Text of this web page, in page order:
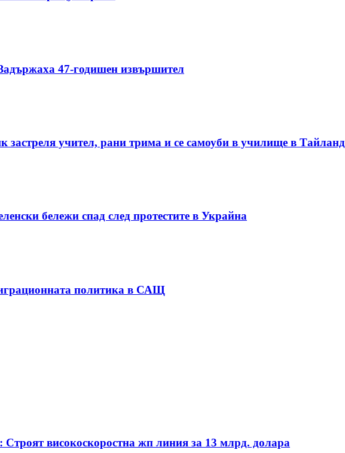
47-годишен извършител
застреля учител, рани трима и се самоуби в училище в Тайланд
бележи спад след протестите в Украйна
политика в САЩ
високоскоростна жп линия за 13 млрд. долара